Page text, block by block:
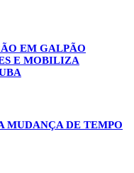
EM GALPÃO
E MOBILIZA
MUDANÇA DE TEMPO